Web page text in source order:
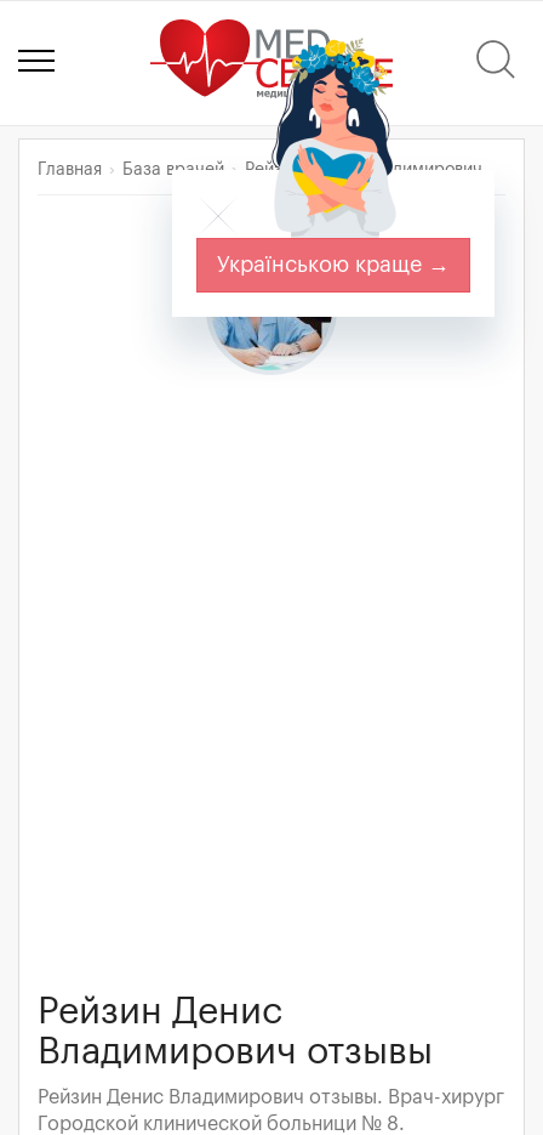
Главная База врачей Рейзин Денис Владимирович
Рейзин Денис
Владимирович отзывы
Рейзин Денис Владимирович отзывы. Врач-хирург
Городской клинической больници № 8.
Українською краще →